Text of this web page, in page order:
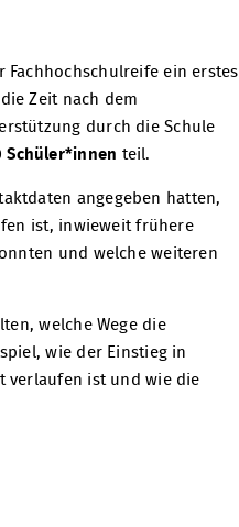
Fachhochschulreife ein erstes
Zeit nach dem
durch die Schule
Schüler*innen teil.
angegeben hatten,
ist, inwieweit frühere
und welche weiteren
welche Wege die
wie der Einstieg in
verlaufen ist und wie die